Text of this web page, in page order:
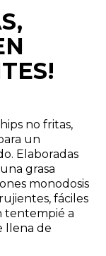
no fritas,
un
Elaboradas
grasa
monodosis
fáciles
tentempié a
llena de